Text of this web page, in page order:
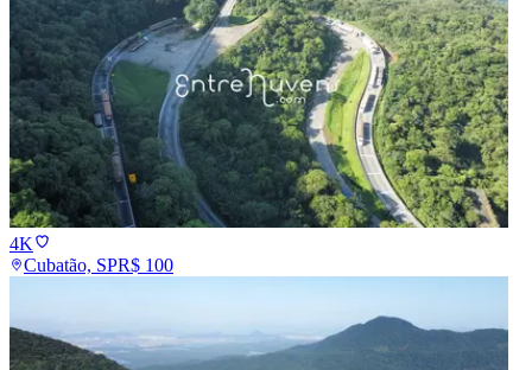
4K
Cubatão, SPR$ 100